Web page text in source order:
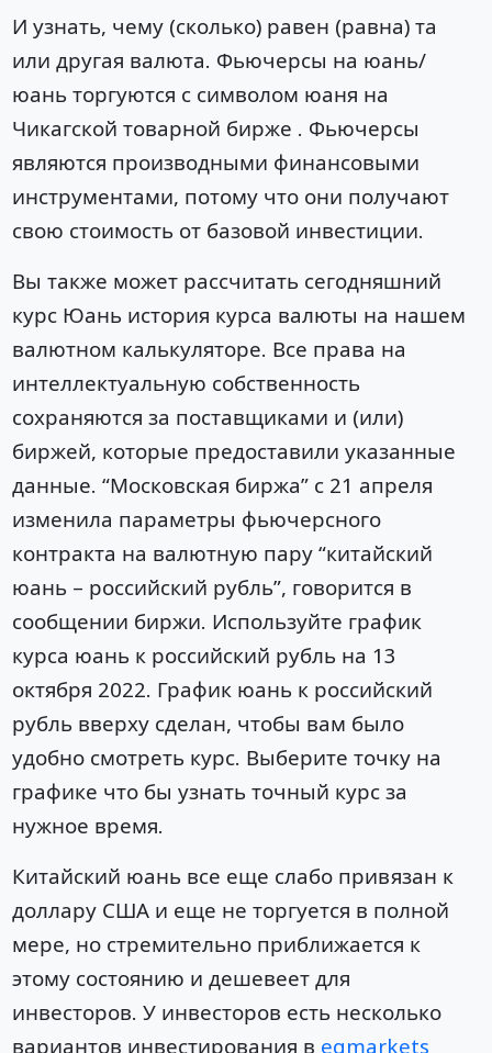
И узнать, чему (сколько) равен (равна) та
или другая валюта. Фьючерсы на юань/
юань торгуются с символом юаня на
Чикагской товарной бирже . Фьючерсы
являются производными финансовыми
инструментами, потому что они получают
свою стоимость от базовой инвестиции.
Вы также может рассчитать сегодняшний
курс Юань история курса валюты на нашем
валютном калькуляторе. Все права на
интеллектуальную собственность
сохраняются за поставщиками и (или)
биржей, которые предоставили указанные
данные. “Московская биржа” с 21 апреля
изменила параметры фьючерсного
контракта на валютную пару “китайский
юань – российский рубль”, говорится в
сообщении биржи. Используйте график
курса юань к российский рубль на 13
октября 2022. График юань к российский
рубль вверху сделан, чтобы вам было
удобно смотреть курс. Выберите точку на
графике что бы узнать точный курс за
нужное время.
Китайский юань все еще слабо привязан к
доллару США и еще не торгуется в полной
мере, но стремительно приближается к
этому состоянию и дешевеет для
инвесторов. У инвесторов есть несколько
вариантов инвестирования в eqmarkets